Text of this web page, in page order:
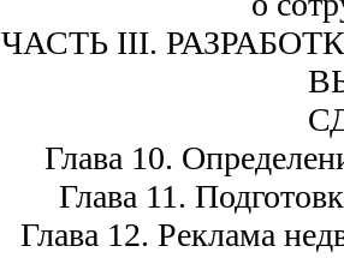
ЧАСТЬ III.
Глава 10.
Глава 11.
Глава 12. Реклама